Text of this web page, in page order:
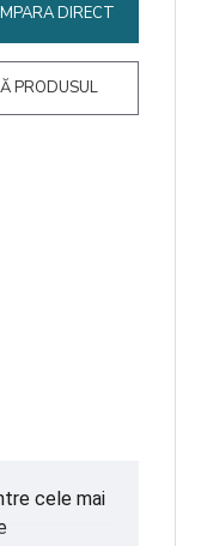
DIRECT
PRODUSUL
cele mai